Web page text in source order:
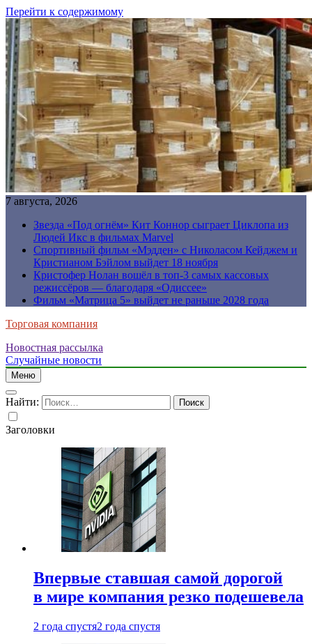
Перейти к содержимому
7 августа, 2026
Звезда «Под огнём» Кит Коннор сыграет Циклопа из
Людей Икс в фильмах Marvel
Спортивный фильм «Мэдден» с Николасом Кейджем и
Кристианом Бэйлом выйдет 18 ноября
Кристофер Нолан вошёл в топ-3 самых кассовых
режиссёров — благодаря «Одиссее»
Фильм «Матрица 5» выйдет не раньше 2028 года
Торговая компания
Новостная рассылка
Случайные новости
Меню
Найти:
Заголовки
Впервые ставшая самой дорогой
в мире компания резко подешевела
2 года спустя2 года спустя